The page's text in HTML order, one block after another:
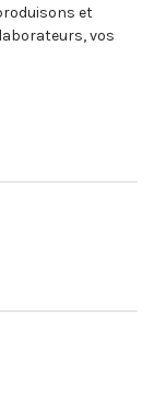
et
vos